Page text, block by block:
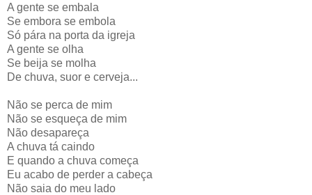
A gente se embala
Se embora se embola
Só pára na porta da igreja
A gente se olha
Se beija se molha
De chuva, suor e cerveja...
Não se perca de mim
Não se esqueça de mim
Não desapareça
A chuva tá caindo
E quando a chuva começa
Eu acabo de perder a cabeça
Não saia do meu lado